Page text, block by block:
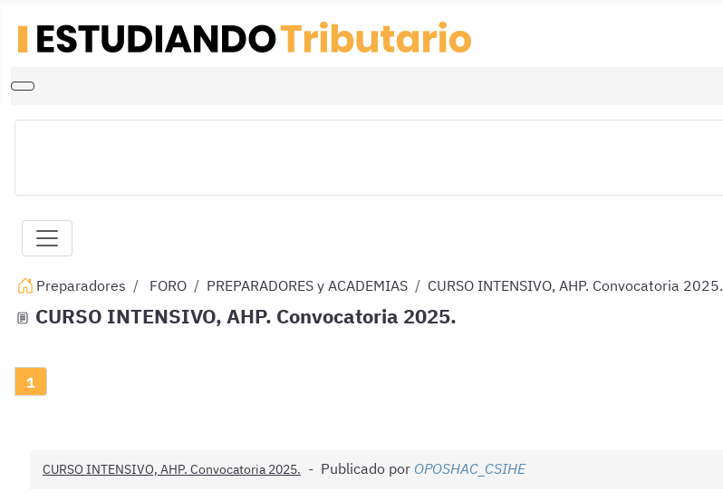
Preparadores FORO PREPARADORES y ACADEMIAS CURSO INTENSIVO, AHP. Convocatoria 2025.
CURSO INTENSIVO, AHP. Convocatoria 2025.
1
CURSO INTENSIVO, AHP. Convocatoria 2025. Publicado por OPOSHAC_CSIHE